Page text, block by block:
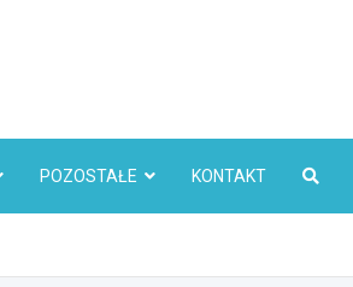
POZOSTAŁE KONTAKT